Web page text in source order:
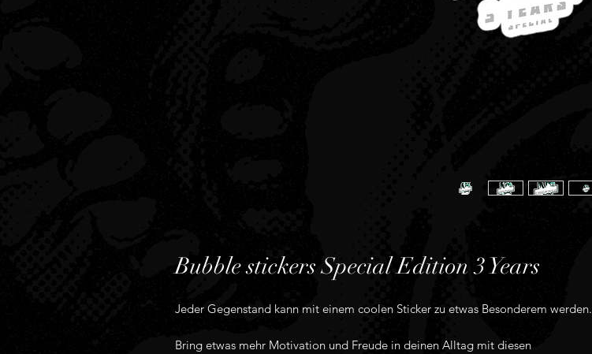
Bubble stickers Special Edition 3 Years
Jeder Gegenstand kann mit einem coolen Sticker zu etwas Besonderem werden.
Bring etwas mehr Motivation und Freude in deinen Alltag mit diesen